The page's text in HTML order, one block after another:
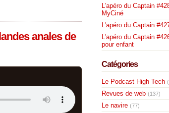
anales de
L'apéro du Captain
MyCiné
L'apéro du Captain
L'apéro du Captain
pour enfant
Catégories
Le Podcast High Tech
Revues de web (137)
Le navire (77)